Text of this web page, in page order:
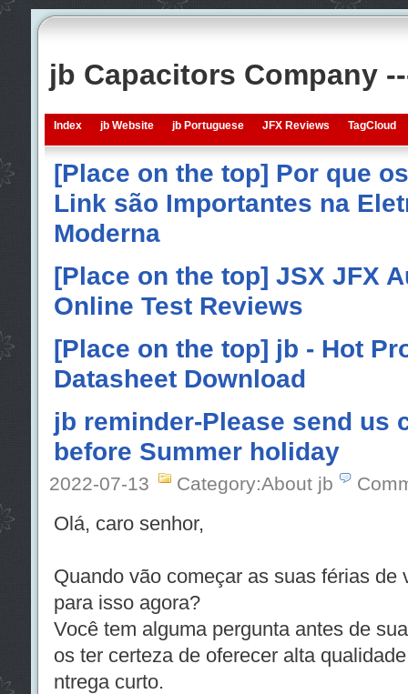
jb Capacitors Company
Index jb Website jb Portuguese JFX Reviews TagCloud
[Place on the top] Por que
Link são Importantes na
Moderna
[Place on the top] JSX JFX
Online Test Reviews
[Place on the top] jb - Hot
Datasheet Download
jb reminder-Please send us
before Summer holiday
2022-07-13 Category:About jb
Olá, caro senhor,
Quando vão começar as suas férias de
para isso agora?
Você tem alguma pergunta antes de
os ter certeza de oferecer alta
ntrega curto.